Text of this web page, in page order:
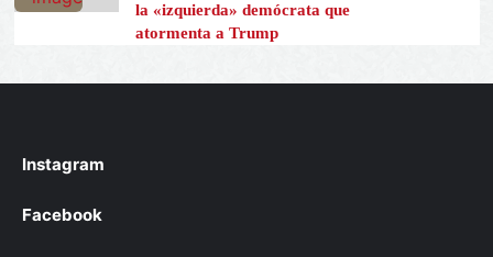
la «izquierda» demócrata que
atormenta a Trump
Instagram
Facebook